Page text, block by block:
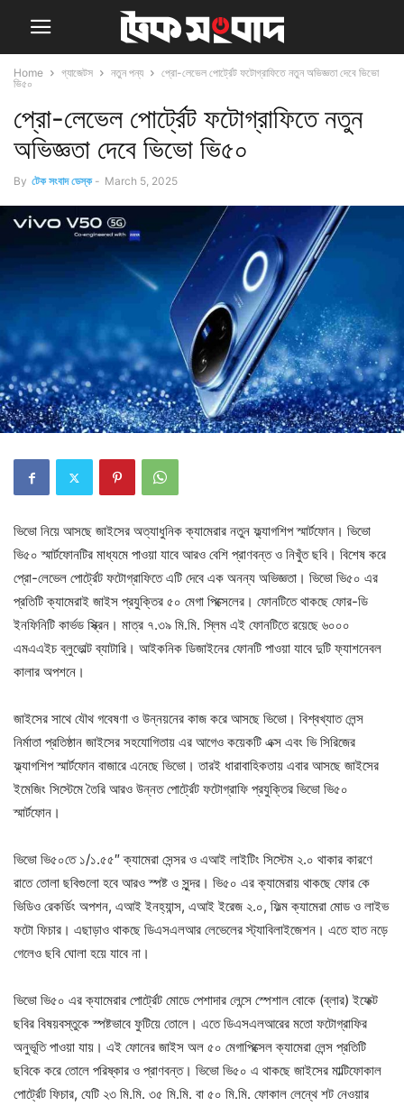
Home গ্যাজেটস নতুন পন্য
প্রো-লেভেল পোর্ট্রেট ফটোগ্রাফিতে নতুন অভিজ্ঞতা দেবে ভিভো
ভি৫০
প্রো-লেভেল পোর্ট্রেট ফটোগ্রাফিতে নতুন
অভিজ্ঞতা দেবে ভিভো ভি৫০
By টেক সংবাদ ডেস্ক - March 5, 2025
ভিভো নিয়ে আসছে জাইসের অত্যাধুনিক ক্যামেরার নতুন ফ্ল্যাগশিপ স্মার্টফোন। ভিভো
ভি৫০ স্মার্টফোনটির মাধ্যমে পাওয়া যাবে আরও বেশি প্রাণবন্ত ও নিখুঁত ছবি। বিশেষ করে
প্রো-লেভেল পোর্ট্রেট ফটোগ্রাফিতে এটি দেবে এক অনন্য অভিজ্ঞতা। ভিভো ভি৫০ এর
প্রতিটি ক্যামেরাই জাইস প্রযুক্তির ৫০ মেগা পিক্সেলের। ফোনটিতে থাকছে ফোর-ডি
ইনফিনিটি কার্ভড স্ক্রিন। মাত্র ৭.৩৯ মি.মি. স্লিম এই ফোনটিতে রয়েছে ৬০০০
এমএএইচ ব্লুভোল্ট ব্যাটারি। আইকনিক ডিজাইনের ফোনটি পাওয়া যাবে দুটি ফ্যাশনেবল
কালার অপশনে।
জাইসের সাথে যৌথ গবেষণা ও উন্নয়নের কাজ করে আসছে ভিভো। বিশ্বখ্যাত লেন্স
নির্মাতা প্রতিষ্ঠান জাইসের সহযোগিতায় এর আগেও কয়েকটি এক্স এবং ভি সিরিজের
ফ্ল্যাগশিপ স্মার্টফোন বাজারে এনেছে ভিভো। তারই ধারাবাহিকতায় এবার আসছে জাইসের
ইমেজিং সিস্টেমে তৈরি আরও উন্নত পোর্ট্রেট ফটোগ্রাফি প্রযুক্তির ভিভো ভি৫০
স্মার্টফোন।
ভিভো ভি৫০তে ১/১.৫৫″ ক্যামেরা সেন্সর ও এআই লাইটিং সিস্টেম ২.০ থাকার কারণে
রাতে তোলা ছবিগুলো হবে আরও স্পষ্ট ও সুন্দর। ভি৫০ এর ক্যামেরায় থাকছে ফোর কে
ভিডিও রেকর্ডিং অপশন, এআই ইনহ্যান্স, এআই ইরেজ ২.০, ফিল্ম ক্যামেরা মোড ও লাইভ
ফটো ফিচার। এছাড়াও থাকছে ডিএসএলআর লেভেলের স্ট্যাবিলাইজেশন। এতে হাত নড়ে
গেলেও ছবি ঘোলা হয়ে যাবে না।
ভিভো ভি৫০ এর ক্যামেরার পোর্ট্রেট মোডে পেশাদার লেন্সে স্পেশাল বোকে (ব্লার) ইফেক্ট
ছবির বিষয়বস্তুকে স্পষ্টভাবে ফুটিয়ে তোলে। এতে ডিএসএলআরের মতো ফটোগ্রাফির
অনুভূতি পাওয়া যায়। এই ফোনের জাইস অল ৫০ মেগাপিক্সেল ক্যামেরা লেন্স প্রতিটি
ছবিকে করে তোলে পরিষ্কার ও প্রাণবন্ত। ভিভো ভি৫০ এ থাকছে জাইসের মাল্টিফোকাল
পোর্ট্রেট ফিচার, যেটি ২৩ মি.মি. ৩৫ মি.মি. বা ৫০ মি.মি. ফোকাল লেন্থে শট নেওয়ার